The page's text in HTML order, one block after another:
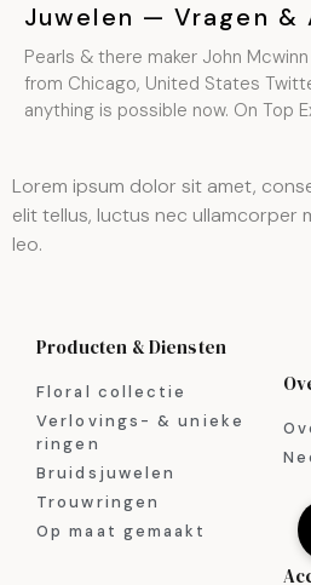
Juwelen — Vragen &
Pearls & there maker John
from Chicago, United States
anything is possible now. On Top
Lorem ipsum dolor sit amet,
elit tellus, luctus nec ullamcorper
leo.
Producten & Diensten
Floral collectie
Verlovings- & unieke
ringen
Bruidsjuwelen
Trouwringen
Op maat gemaakt